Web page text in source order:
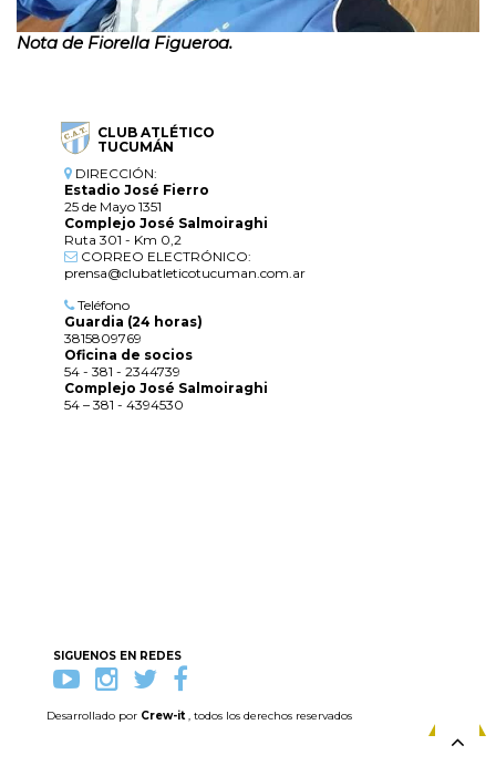
Nota de Fiorella Figueroa.
CLUB ATLÉTICO
TUCUMÁN
DIRECCIÓN:
Estadio José Fierro
25 de Mayo 1351
Complejo José Salmoiraghi
Ruta 301 - Km 0,2
CORREO ELECTRÓNICO:
prensa@clubatleticotucuman.com.ar
Teléfono
Guardia (24 horas)
3815809769
Oficina de socios
54 - 381 - 2344739
Complejo José Salmoiraghi
54 – 381 - 4394530
SIGUENOS EN REDES
Desarrollado por Crew-it , todos los derechos reservados